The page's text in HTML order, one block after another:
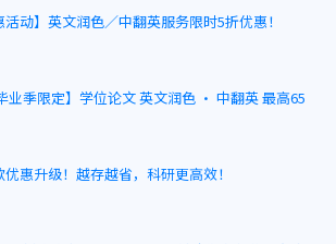
活动】英文润色／中翻英服务限时5折优惠！
业季限定】学位论文 英文润色 · 中翻英 最高65
惠升级！越存越省，科研更高效！